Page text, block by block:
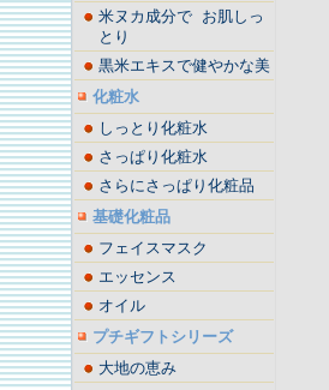
米ヌカ成分で お肌しっ
とり
黒米エキスで健やかな美
化粧水
しっとり化粧水
さっぱり化粧水
さらにさっぱり化粧品
基礎化粧品
フェイスマスク
エッセンス
オイル
プチギフトシリーズ
大地の恵み